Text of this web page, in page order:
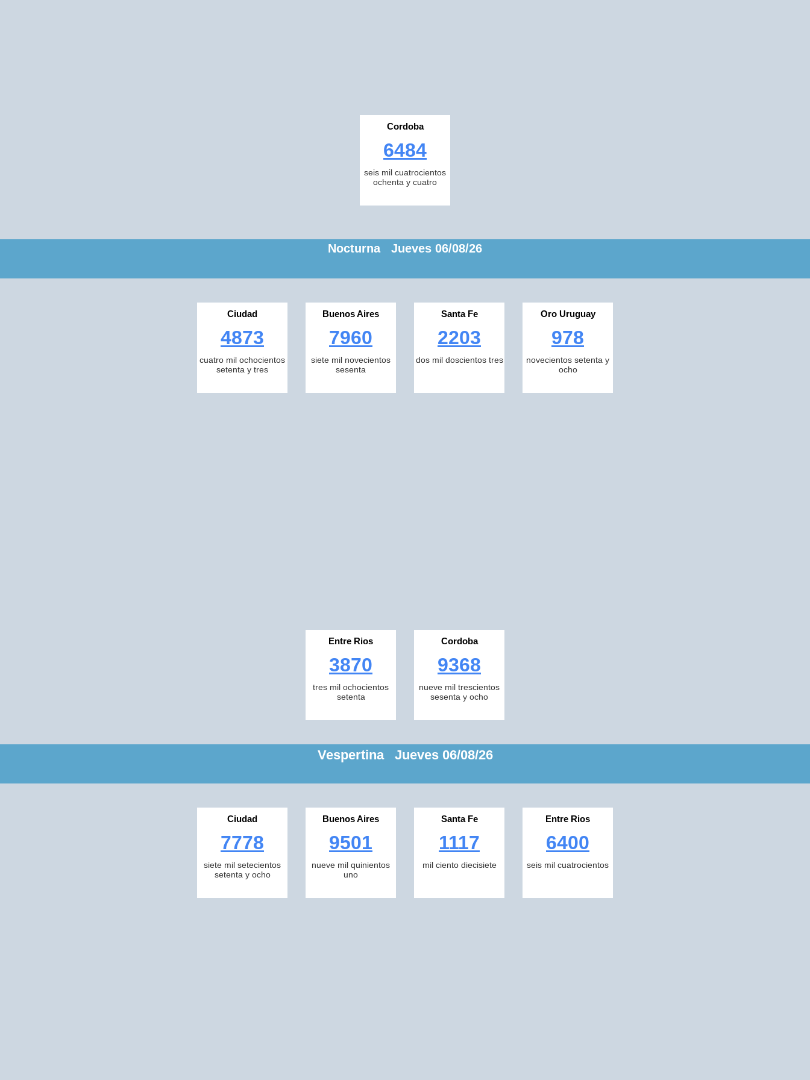
Cordoba
6484
seis mil cuatrocientos
ochenta y cuatro
Nocturna Jueves 06/08/26
Ciudad
4873
cuatro mil ochocientos
setenta y tres
Buenos Aires
7960
siete mil novecientos
sesenta
Santa Fe
2203
dos mil doscientos tres
Oro Uruguay
978
novecientos setenta y
ocho
Entre Rios
3870
tres mil ochocientos
setenta
Cordoba
9368
nueve mil trescientos
sesenta y ocho
Vespertina Jueves 06/08/26
Ciudad
7778
siete mil setecientos
setenta y ocho
Buenos Aires
9501
nueve mil quinientos
uno
Santa Fe
1117
mil ciento diecisiete
Entre Rios
6400
seis mil cuatrocientos